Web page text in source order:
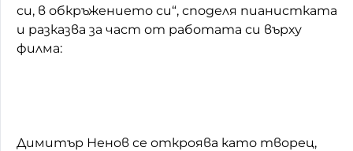
си, в обкръжението си“, споделя пианистката
и разказва за част от работата си върху
филма:
Димитър Ненов се откроява като творец,